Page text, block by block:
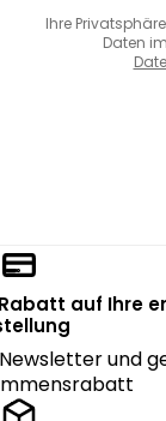
Ihre
Daten
auf Ihre
und